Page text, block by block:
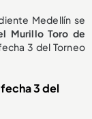
Medellín se
Murillo Toro de
3 del Torneo
3 del